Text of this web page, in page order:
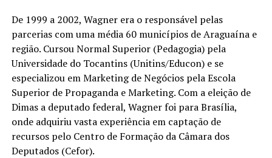
De 1999 a 2002, Wagner era o responsável pelas
parcerias com uma média 60 municípios de Araguaína e
região. Cursou Normal Superior (Pedagogia) pela
Universidade do Tocantins (Unitins/Educon) e se
especializou em Marketing de Negócios pela Escola
Superior de Propaganda e Marketing. Com a eleição de
Dimas a deputado federal, Wagner foi para Brasília,
onde adquiriu vasta experiência em captação de
recursos pelo Centro de Formação da Câmara dos
Deputados (Cefor).